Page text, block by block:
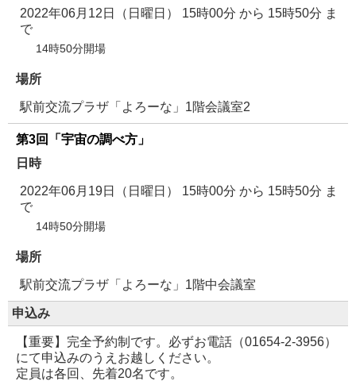
2022年06月12日（日曜日） 15時00分 から 15時50分 ま
で
14時50分開場
場所
駅前交流プラザ「よろーな」1階会議室2
第3回「宇宙の調べ方」
日時
2022年06月19日（日曜日） 15時00分 から 15時50分 ま
で
14時50分開場
場所
駅前交流プラザ「よろーな」1階中会議室
申込み
【重要】完全予約制です。必ずお電話（01654-2-3956）
にて申込みのうえお越しください。
定員は各回、先着20名です。